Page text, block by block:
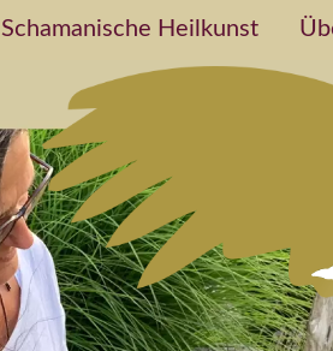
Schamanische Heilkunst